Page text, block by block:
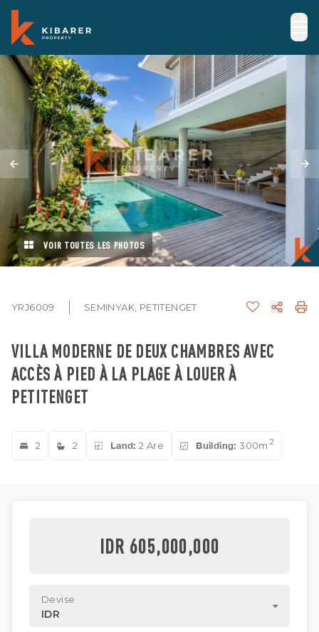
VOIR TOUTES LES PHOTOS
YRJ6009 SEMINYAK, PETITENGET
VILLA MODERNE DE DEUX CHAMBRES AVEC
ACCÈS À PIED À LA PLAGE À LOUER À
PETITENGET
2 2 Land: 2 Are Building: 300m 2
IDR 605,000,000
Devise
IDR